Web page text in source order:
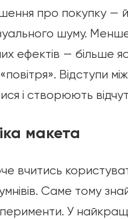
про покупку —
шуму.
ефектів — більше
Відступи
і створюють
макета
вчитись
Саме тому
У